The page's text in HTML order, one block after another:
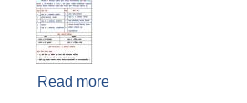
Read more